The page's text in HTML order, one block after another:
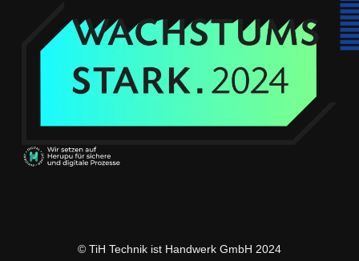
© TiH Technik ist Handwerk GmbH 2024